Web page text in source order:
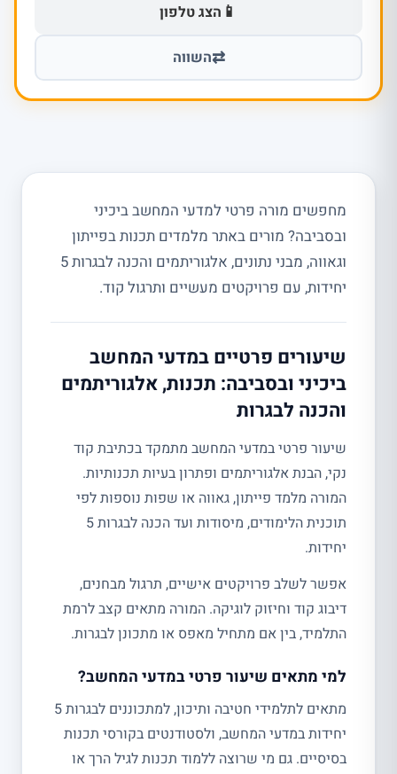
📱 הצג טלפון
⇄השווה
מחפשים מורה פרטי למדעי המחשב ביכיני
ובסביבה? מורים באתר מלמדים תכנות בפייתון
וגאווה, מבני נתונים, אלגוריתמים והכנה לבגרות 5
יחידות, עם פרויקטים מעשיים ותרגול קוד.
שיעורים פרטיים במדעי המחשב
ביכיני ובסביבה: תכנות, אלגוריתמים
והכנה לבגרות
שיעור פרטי במדעי המחשב מתמקד בכתיבת קוד
נקי, הבנת אלגוריתמים ופתרון בעיות תכנותיות.
המורה מלמד פייתון, גאווה או שפות נוספות לפי
תוכנית הלימודים, מיסודות ועד הכנה לבגרות 5
יחידות.
אפשר לשלב פרויקטים אישיים, תרגול מבחנים,
דיבוג קוד וחיזוק לוגיקה. המורה מתאים קצב לרמת
התלמיד, בין אם מתחיל מאפס או מתכונן לבגרות.
למי מתאים שיעור פרטי במדעי המחשב?
מתאים לתלמידי חטיבה ותיכון, למתכוננים לבגרות 5
יחידות במדעי המחשב, ולסטודנטים בקורסי תכנות
בסיסיים. גם מי שרוצה ללמוד תכנות לגיל הרך או